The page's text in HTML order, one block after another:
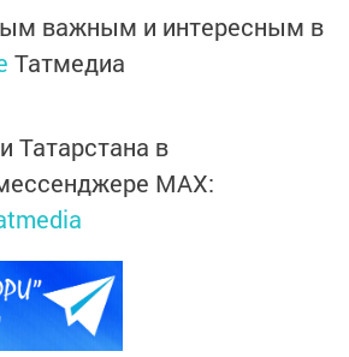
важным и интересным в
Татмедиа
Татарстана в
MАХ: